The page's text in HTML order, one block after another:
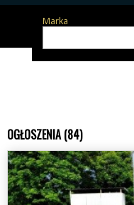
Marka
OGŁOSZENIA (84)